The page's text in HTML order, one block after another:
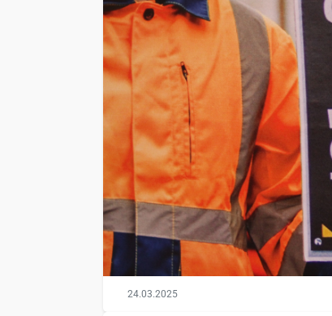
24.03.2025